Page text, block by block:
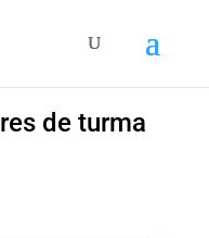
de turma